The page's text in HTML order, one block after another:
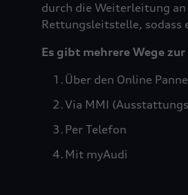
durch die Weiterleitung
Rettungsleitstelle,
Es gibt mehrere Wege
Über den Online
Via MMI
Per Telefon
Mit myAudi